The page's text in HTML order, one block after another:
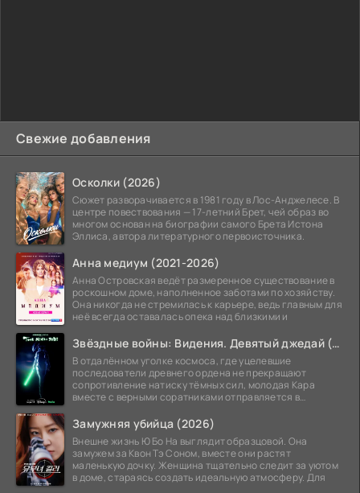
Свежие добавления
Осколки (2026)
Сюжет разворачивается в 1981 году в Лос-Анджелесе. В
центре повествования — 17-летний Брет, чей образ во
многом основан на биографии самого Брета Истона
Эллиса, автора литературного первоисточника.
Анна медиум (2021-2026)
Анна Островская ведёт размеренное существование в
роскошном доме, наполненное заботами по хозяйству.
Она никогда не стремилась к карьере, ведь главным для
неё всегда оставалась опека над близкими и
Звёздные войны: Видения. Девятый джедай (2026)
В отдалённом уголке космоса, где уцелевшие
последователи древнего ордена не прекращают
сопротивление натиску тёмных сил, молодая Кара
вместе с верными соратниками отправляется в
Замужняя убийца (2026)
Внешне жизнь Ю Бо На выглядит образцовой. Она
замужем за Квон Тэ Соном, вместе они растят
маленькую дочку. Женщина тщательно следит за уютом
в доме, стараясь создать идеальную атмосферу. Для